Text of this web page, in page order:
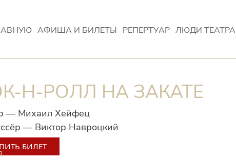
АФИША И БИЛЕТЫ РЕПЕРТУАР ЛЮДИ ТЕАТРА
БИЛЕТ
— Михаил Хейфец
— Виктор Навроцкий
Н-РОЛЛ НА ЗАКАТЕ